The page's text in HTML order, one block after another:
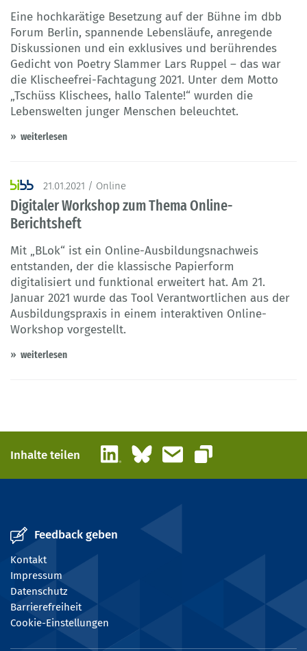
Eine hochkarätige Besetzung auf der Bühne im dbb
Forum Berlin, spannende Lebensläufe, anregende
Diskussionen und ein exklusives und berührendes
Gedicht von Poetry Slammer Lars Ruppel – das war
die Klischeefrei-Fachtagung 2021. Unter dem Motto
„Tschüss Klischees, hallo Talente!“ wurden die
Lebenswelten junger Menschen beleuchtet.
weiterlesen
21.01.2021 / Online
Digitaler Workshop zum Thema Online-
Berichtsheft
Mit „BLok“ ist ein Online-Ausbildungsnachweis
entstanden, der die klassische Papierform
digitalisiert und funktional erweitert hat. Am 21.
Januar 2021 wurde das Tool Verantwortlichen aus der
Ausbildungspraxis in einem interaktiven Online-
Workshop vorgestellt.
weiterlesen
Inhalte teilen LinkedInBlueskyE-Mail
Link kopieren
Feedback geben
Kontakt
Impressum
Datenschutz
Barrierefreiheit
Cookie-Einstellungen